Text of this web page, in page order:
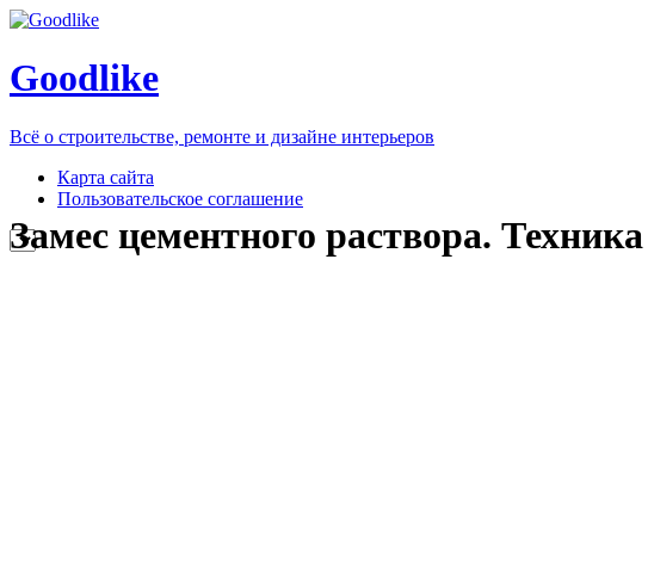
Goodlike
Всё о строительстве, ремонте и дизайне интерьеров
Карта сайта
Пользовательское соглашение
Замес цементного раствора. Техника